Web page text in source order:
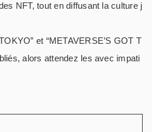
NFT, tout en diffusant la culture j
et “METAVERSE’S GOT T
alors attendez les avec impati